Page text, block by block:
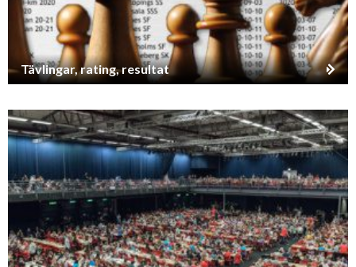
Tävlingar, rating, resultat